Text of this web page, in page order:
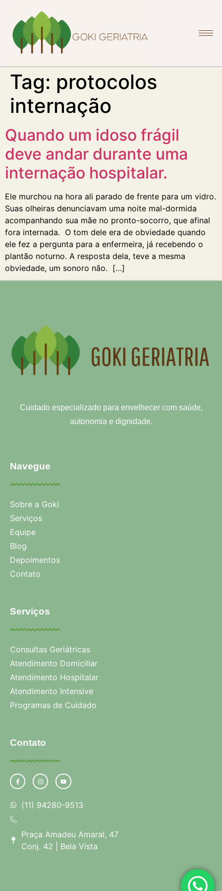
Tag: protocolos
internação
Quando um idoso frágil
deve andar durante uma
internação hospitalar.
Ele murchou na hora ali parado de frente para um vidro.
Suas olheiras denunciavam uma noite mal-dormida
acompanhando sua mãe no pronto-socorro, que afinal
fora internada. O tom dele era de obviedade quando
ele fez a pergunta para a enfermeira, já recebendo o
plantão noturno. A resposta dela, teve a mesma
obviedade, um sonoro não. […]
Cuidado especializado para envelhecer com saúde,
autonomia e dignidade.
Navegue
Sobre a Goki
Serviços
Equipe
Blog
Depoimentos
Contato
Serviços
Consultas Geriátricas
Atendimento Domiciliar
Atendimento Hospitalar
Atendimento Intensive
Programas de Cuidado
Contato
(11) 94280-9513
Praça Amadeu Amaral, 47
Conj. 42 | Bela Vista